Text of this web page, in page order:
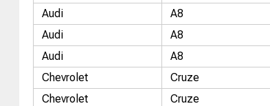
Audi
A8
Audi
A8
Audi
A8
Chevrolet
Cruze
Chevrolet
Cruze